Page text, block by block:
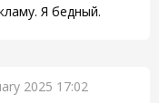
Я бедный.
2025 17:02